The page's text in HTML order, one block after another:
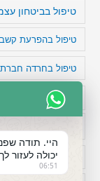
טיפול בביטחון
טיפול בהפרעת קשב
טיפול בחרדה
טיפול תרופתי
מפורסמים עם
היי. תודה
יכולה לעזור
06:51